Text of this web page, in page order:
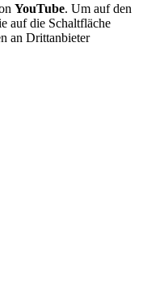
YouTube. Um auf den
auf die Schaltfläche
an Drittanbieter